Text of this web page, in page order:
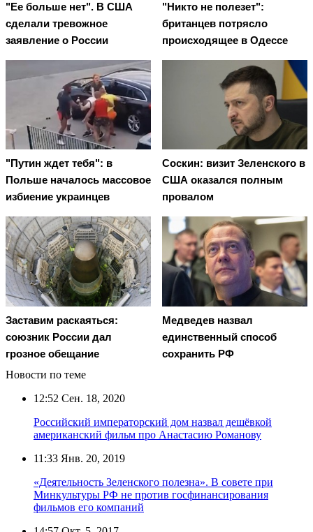
"Ее больше нет". В США
сделали тревожное
заявление о России
"Никто не полезет":
британцев потрясло
происходящее в Одессе
"Путин ждет тебя": в
Польше началось массовое
избиение украинцев
Соскин: визит Зеленского в
США оказался полным
провалом
Заставим раскаяться:
союзник России дал
грозное обещание
Медведев назвал
единственный способ
сохранить РФ
Новости по теме
12:52 Сен. 18, 2020
Российский императорский дом назвал дешёвкой
американский фильм про Анастасию Романову
11:33 Янв. 20, 2019
«Деятельность Зеленского полезна». В совете при
Минкультуры РФ не против госфинансирования
фильмов его компаний